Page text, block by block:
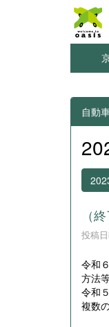
自動
（
投稿
令和
方法
令和
複数